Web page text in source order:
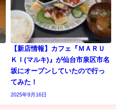
【新店情報】カフェ『ＭＡＲＵ
ＫＩ(マルキ)』が仙台市泉区市名
坂にオープンしていたので行っ
てみた！
2025年9月16日